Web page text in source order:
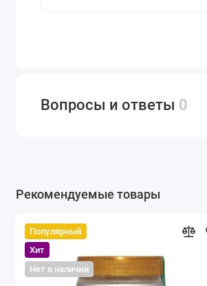
Вопросы и ответы 0
Рекомендуемые товары
Популярный
Хит
Нет в наличии